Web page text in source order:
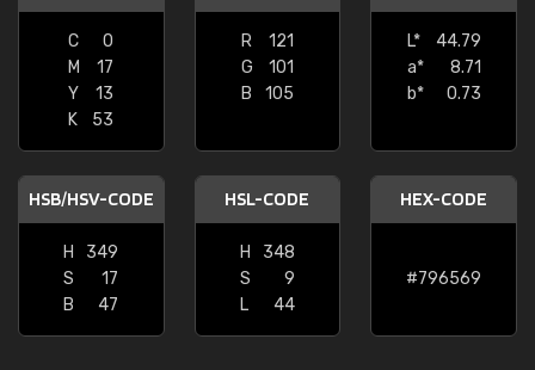
C
0
M
17
Y
13
K
53
R
121
G
101
B
105
L*
44.79
a*
8.71
b*
0.73
HSB/HSV-CODE
H
349
S
17
B
47
HSL-CODE
H
348
S
9
L
44
HEX-CODE
#796569